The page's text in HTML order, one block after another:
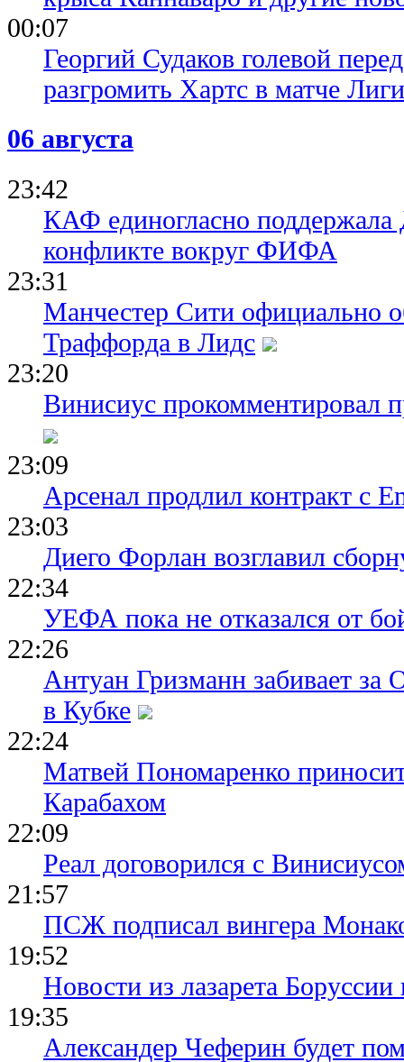
00:07
Георгий Судаков голевой
разгромить Хартс в матче
06 августа
23:42
КАФ единогласно
конфликте вокруг ФИФА
23:31
Манчестер Сити официально
Траффорда в Лидс
23:20
Винисиус прокомментировал
23:09
Арсенал продлил контракт с
23:03
Диего Форлан возглавил
22:34
УЕФА пока не отказался от
22:26
Антуан Гризманн забивает за
в Кубке
22:24
Матвей Пономаренко
Карабахом
22:09
Реал договорился с
21:57
ПСЖ подписал вингера
19:52
Новости из лазарета
19:35
Александер Чеферин будет